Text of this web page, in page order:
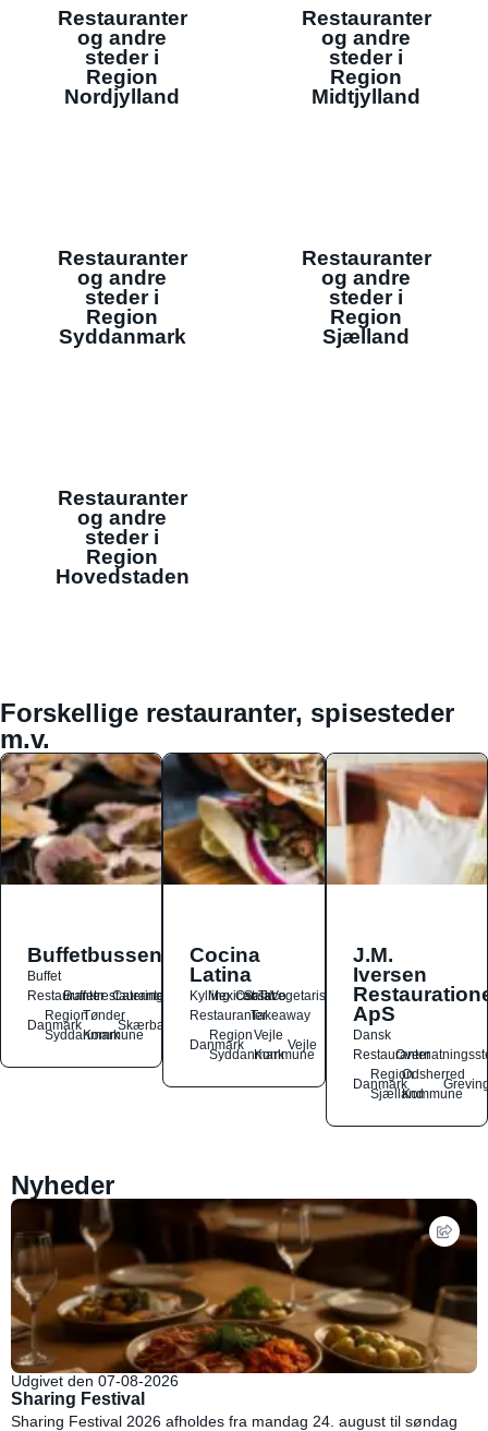
Restauranter
og andre
steder i
Region
Nordjylland
Restauranter
og andre
steder i
Region
Midtjylland
Restauranter
og andre
steder i
Region
Syddanmark
Restauranter
og andre
steder i
Region
Sjælland
Restauranter
og andre
steder i
Region
Hovedstaden
Forskellige restauranter, spisesteder
m.v.
Buffetbussen
Buffet
Restauranter
Buffetrestauranter
Catering
Danmark
Region
Syddanmark
Tønder
Kommune
Skærbæk
Cocina
Latina
Kylling
Mexicansk
OstSalat
TacoVegetarisk
RestauranterTakeaway
Danmark
Region
Syddanmark
Vejle
Kommune
Vejle
J.M.
Iversen
ApS
Dansk
Restauranter
Danmark
Region
Sjælland
Odsherred
Kommune
Nyheder
Udgivet den 07-08-2026
Sharing Festival
Sharing Festival 2026 afholdes fra mandag 24. august til søndag